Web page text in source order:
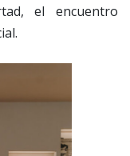
el encuentro